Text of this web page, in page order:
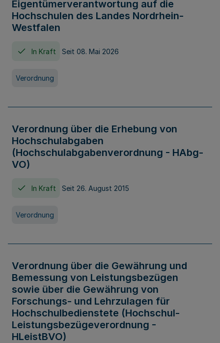
Eigentümerverantwortung auf die
Hochschulen des Landes Nordrhein-
Westfalen
In Kraft Seit 08. Mai 2026
Verordnung
Verordnung über die Erhebung von
Hochschulabgaben
(Hochschulabgabenverordnung - HAbg-
VO)
In Kraft Seit 26. August 2015
Verordnung
Verordnung über die Gewährung und
Bemessung von Leistungsbezügen
sowie über die Gewährung von
Forschungs- und Lehrzulagen für
Hochschulbedienstete (Hochschul-
Leistungsbezügeverordnung -
HLeistBVO)